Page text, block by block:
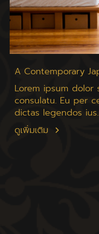
A Contemporary
Lorem ipsum
consulatu. Eu per
dictas legendos ius.
ดูเพิ่มเติม